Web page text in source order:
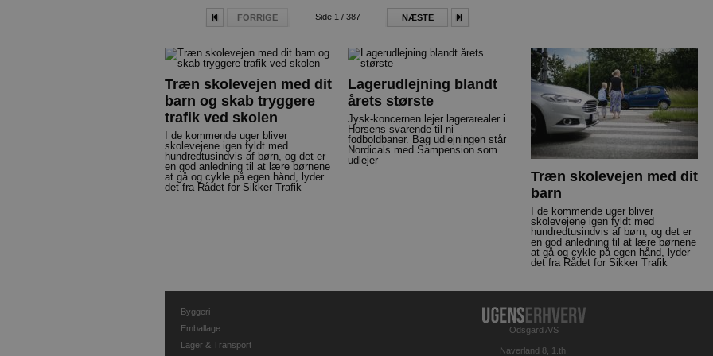
FORRIGE Side 1 / 387 NÆSTE
Træn skolevejen med dit
barn og skab tryggere
trafik ved skolen
I de kommende uger bliver
skolevejene igen fyldt med
hundredtusindvis af børn, og det er
en god anledning til at lære børnene
at gå og cykle på egen hånd, lyder
det fra Rådet for Sikker Trafik
Lagerudlejning blandt
årets største
Jysk-koncernen lejer lagerarealer i
Horsens svarende til ni
fodboldbaner. Bag udlejningen står
Nordicals med Sampension som
udlejer
Træn skolevejen med dit
barn
I de kommende uger bliver
skolevejene igen fyldt med
hundredtusindvis af børn, og det er
en god anledning til at lære børnene
at gå og cykle på egen hånd, lyder
det fra Rådet for Sikker Trafik
Byggeri
Emballage
Lager & Transport
Odsgard A/S
Naverland 8, 1.th.